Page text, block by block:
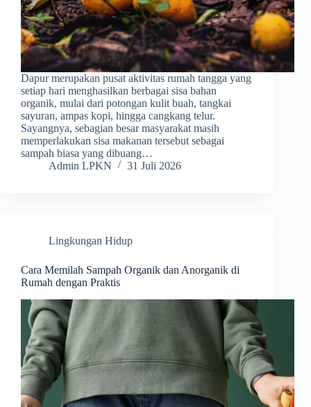
Dapur merupakan pusat aktivitas rumah tangga yang
setiap hari menghasilkan berbagai sisa bahan
organik, mulai dari potongan kulit buah, tangkai
sayuran, ampas kopi, hingga cangkang telur.
Sayangnya, sebagian besar masyarakat masih
memperlakukan sisa makanan tersebut sebagai
sampah biasa yang dibuang…
Admin LPKN
31 Juli 2026
Lingkungan Hidup
Cara Memilah Sampah Organik dan Anorganik di
Rumah dengan Praktis